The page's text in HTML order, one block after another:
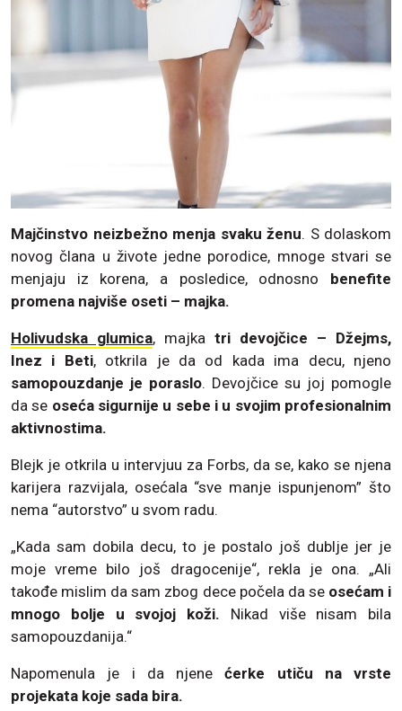
Majčinstvo neizbežno menja svaku ženu. S dolaskom
novog člana u živote jedne porodice, mnoge stvari se
menjaju iz korena, a posledice, odnosno benefite
promena najviše oseti – majka.
Holivudska glumica, majka tri devojčice – Džejms,
Inez i Beti, otkrila je da od kada ima decu, njeno
samopouzdanje je poraslo. Devojčice su joj pomogle
da se oseća sigurnije u sebe i u svojim profesionalnim
aktivnostima.
Blejk je otkrila u intervjuu za Forbs, da se, kako se njena
karijera razvijala, osećala “sve manje ispunjenom” što
nema “autorstvo” u svom radu.
„Kada sam dobila decu, to je postalo još dublje jer je
moje vreme bilo još dragocenije“, rekla je ona. „Ali
takođe mislim da sam zbog dece počela da se osećam i
mnogo bolje u svojoj koži. Nikad više nisam bila
samopouzdanija.“
Napomenula je i da njenećerke utiču na vrste
projekata koje sada bira.